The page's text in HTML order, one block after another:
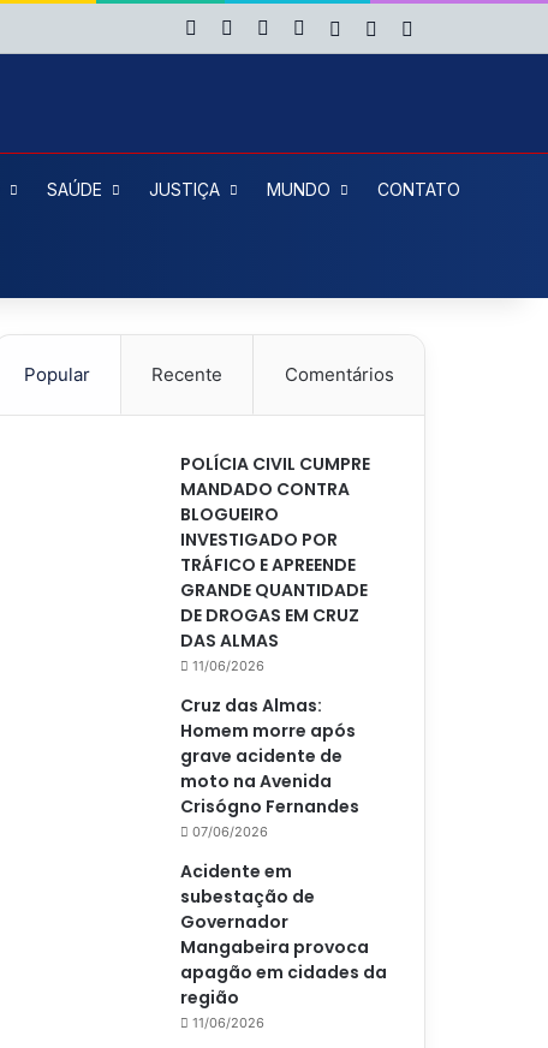
Facebook YouTubeInstagram
Entrar Artigo aleatório
SAÚDE JUSTIÇA MUNDO CONTATO
Popular Recente Comentários
POLÍCIA CIVIL CUMPRE
MANDADO CONTRA
BLOGUEIRO
INVESTIGADO POR
TRÁFICO E APREENDE
GRANDE QUANTIDADE
DE DROGAS EM CRUZ
DAS ALMAS
11/06/2026
Cruz das Almas:
Homem morre após
grave acidente de
moto na Avenida
Crisógno Fernandes
07/06/2026
Acidente em
subestação de
Governador
Mangabeira provoca
apagão em cidades da
região
11/06/2026